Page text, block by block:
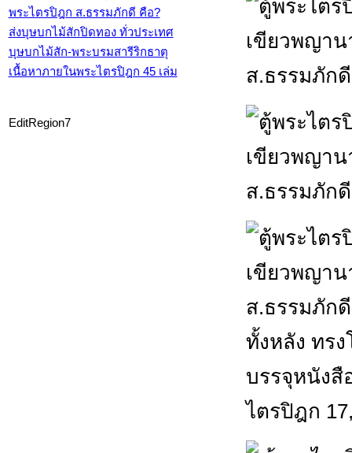
พระไตรปิฎก ส.ธรรมภักดี คือ?
ส่งบุษบกไม้สักปิดทอง ทั่วประเทศ
บุษบกไม้สัก-พระบรมสารีริกธาตุ
เนื้อหาภายในพระไตรปิฎก 45 เล่ม
EditRegion7